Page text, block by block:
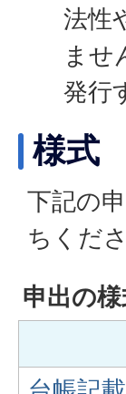
法性
ませ
発行
様式
下記の
ちくださ
申出の